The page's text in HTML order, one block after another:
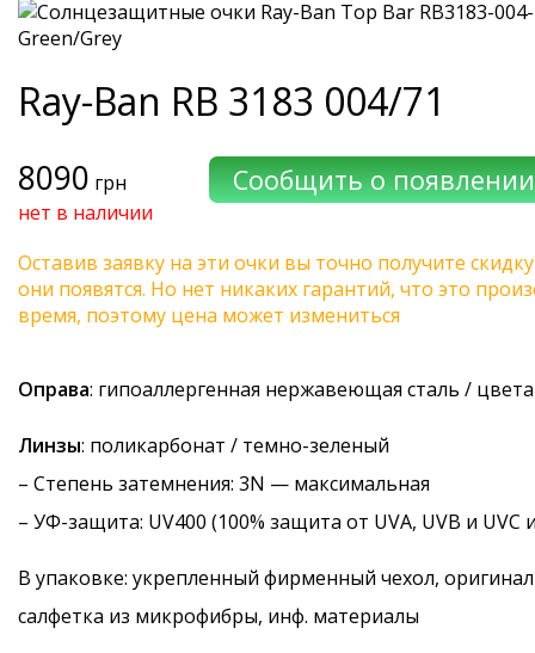
Ray-Ban RB 3183 004/71
8090 грн
нет в наличии
Оставив заявку на эти очки вы точно получите
они появятся. Но нет никаких гарантий, что это
время, поэтому цена может измениться
Оправа: гипоаллергенная нержавеющая сталь /
Линзы: поликарбонат / темно-зеленый
– Степень затемнения: 3N — максимальная
– УФ-защита: UV400 (100% защита от UVA, UVB и UVC
В упаковке: укрепленный фирменный чехол,
салфетка из микрофибры, инф. материалы